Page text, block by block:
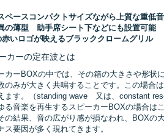
ペースコンパクトサイズながら上質な重低
の薄型 助手席シート下などにも設置可能
赤いロゴが映えるブラッククロームグリル
カーの定在波とは
カーBOXの中では、その箱の大きさや形状
のみが大きく共鳴することです。この場合
ます。（standing wave 又は、constant
る音楽を再生するスピーカーBOXの場合は
の結果、音の広がり感が損なわれ、BOXの
ス要因が多く現れてきます。